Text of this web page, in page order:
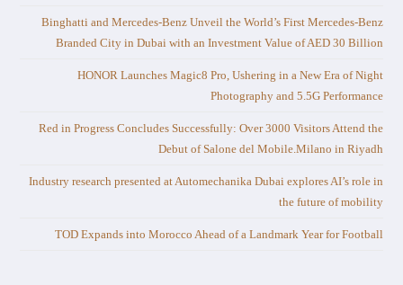
Binghatti and Mercedes-Benz Unveil the World’s First Mercedes-Benz
Branded City in Dubai with an Investment Value of AED 30 Billion
HONOR Launches Magic8 Pro, Ushering in a New Era of Night
Photography and 5.5G Performance
Red in Progress Concludes Successfully: Over 3000 Visitors Attend the
Debut of Salone del Mobile.Milano in Riyadh
Industry research presented at Automechanika Dubai explores AI’s role in
the future of mobility
TOD Expands into Morocco Ahead of a Landmark Year for Football